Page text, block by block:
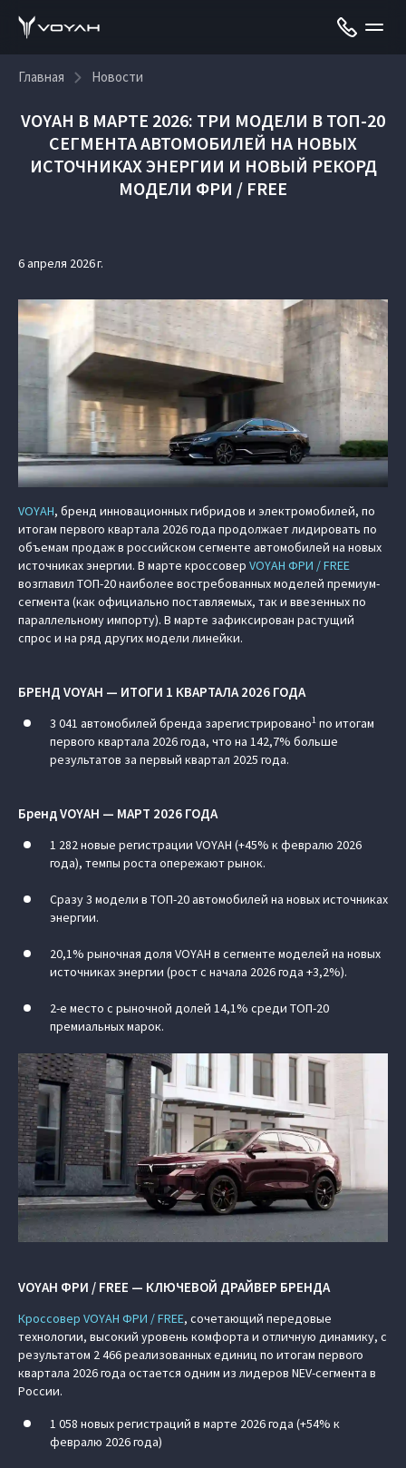
Главная Новости
VOYAH В МАРТЕ 2026: ТРИ МОДЕЛИ В ТОП-20
СЕГМЕНТА АВТОМОБИЛЕЙ НА НОВЫХ
ИСТОЧНИКАХ ЭНЕРГИИ И НОВЫЙ РЕКОРД
МОДЕЛИ ФРИ / FREE
6 апреля 2026 г.
VOYAH, бренд инновационных гибридов и электромобилей, по
итогам первого квартала 2026 года продолжает лидировать по
объемам продаж в российском сегменте автомобилей на новых
источниках энергии. В марте кроссовер VOYAH ФРИ / FREE
возглавил ТОП-20 наиболее востребованных моделей премиум-
сегмента (как официально поставляемых, так и ввезенных по
параллельному импорту). В марте зафиксирован растущий
спрос и на ряд других модели линейки.
БРЕНД VOYAH — ИТОГИ 1 КВАРТАЛА 2026 ГОДА
3 041 автомобилей бренда зарегистрировано1 по итогам
первого квартала 2026 года, что на 142,7% больше
результатов за первый квартал 2025 года.
Бренд VOYAH — МАРТ 2026 ГОДА
1 282 новые регистрации VOYAH (+45% к февралю 2026
года), темпы роста опережают рынок.
Сразу 3 модели в ТОП-20 автомобилей на новых источниках
энергии.
20,1% рыночная доля VOYAH в сегменте моделей на новых
источниках энергии (рост с начала 2026 года +3,2%).
2-е место с рыночной долей 14,1% среди ТОП-20
премиальных марок.
VOYAH ФРИ / FREE — КЛЮЧЕВОЙ ДРАЙВЕР БРЕНДА
Кроссовер VOYAH ФРИ / FREE, сочетающий передовые
технологии, высокий уровень комфорта и отличную динамику, с
результатом 2 466 реализованных единиц по итогам первого
квартала 2026 года остается одним из лидеров NEV-сегмента в
России.
1 058 новых регистраций в марте 2026 года (+54% к
февралю 2026 года)